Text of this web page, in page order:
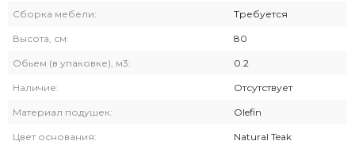
Сборка мебели: Требуется
Высота, см: 80
Обьем (в упаковке), м3: 0.2
Наличие: Отсутствует
Материал подушек: Olefin
Цвет основания: Natural Teak